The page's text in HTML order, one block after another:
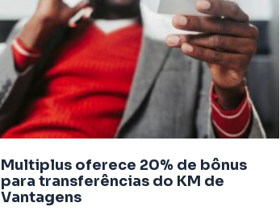
Multiplus oferece 20% de bônus
para transferências do KM de
Vantagens